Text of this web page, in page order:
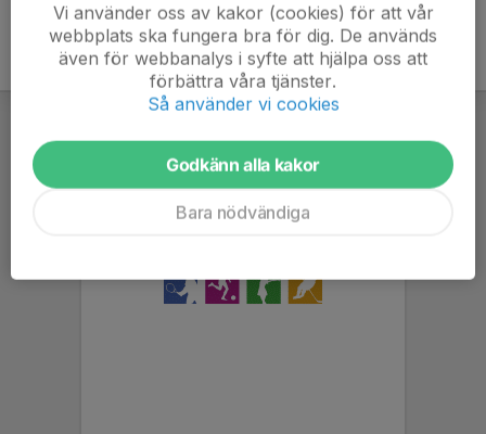
Vi använder oss av kakor (cookies) för att vår
webbplats ska fungera bra för dig. De används
även för webbanalys i syfte att hjälpa oss att
förbättra våra tjänster.
Så använder vi cookies
Godkänn alla kakor
Bara nödvändiga